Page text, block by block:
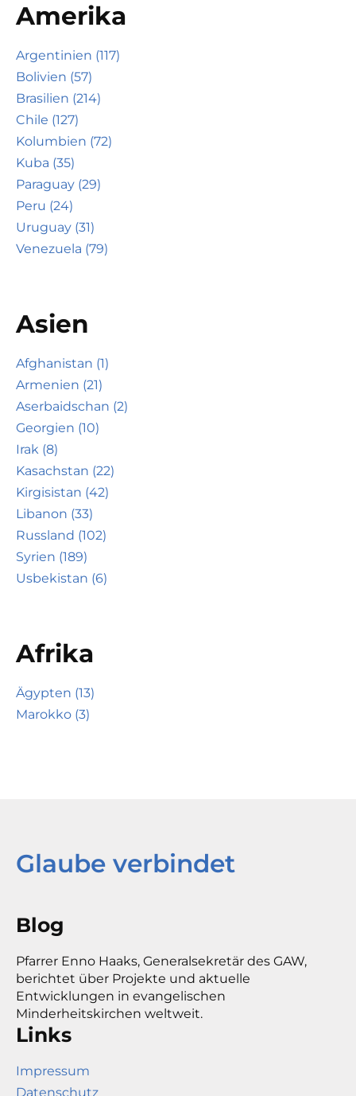
Amerika
Argentinien (117)
Bolivien (57)
Brasilien (214)
Chile (127)
Kolumbien (72)
Kuba (35)
Paraguay (29)
Peru (24)
Uruguay (31)
Venezuela (79)
Asien
Afghanistan (1)
Armenien (21)
Aserbaidschan (2)
Georgien (10)
Irak (8)
Kasachstan (22)
Kirgisistan (42)
Libanon (33)
Russland (102)
Syrien (189)
Usbekistan (6)
Afrika
Ägypten (13)
Marokko (3)
Glaube verbindet
Blog
Pfarrer Enno Haaks, Generalsekretär des GAW,
berichtet über Projekte und aktuelle
Entwicklungen in evangelischen
Minderheitskirchen weltweit.
Links
Impressum
Datenschutz